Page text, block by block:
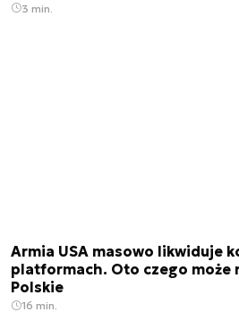
3 min.
Armia USA masowo likwiduje
platformach. Oto czego może
Polskie
16 min.